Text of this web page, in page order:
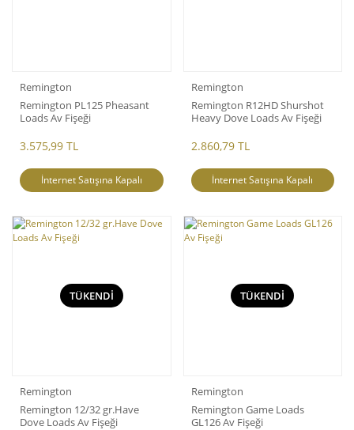
Remington
Remington PL125 Pheasant
Loads Av Fişeği
3.575,99 TL
İnternet Satışına Kapalı
Remington
Remington R12HD Shurshot
Heavy Dove Loads Av Fişeği
2.860,79 TL
İnternet Satışına Kapalı
TÜKENDİ
Remington
Remington 12/32 gr.Have
Dove Loads Av Fişeği
TÜKENDİ
Remington
Remington Game Loads
GL126 Av Fişeği